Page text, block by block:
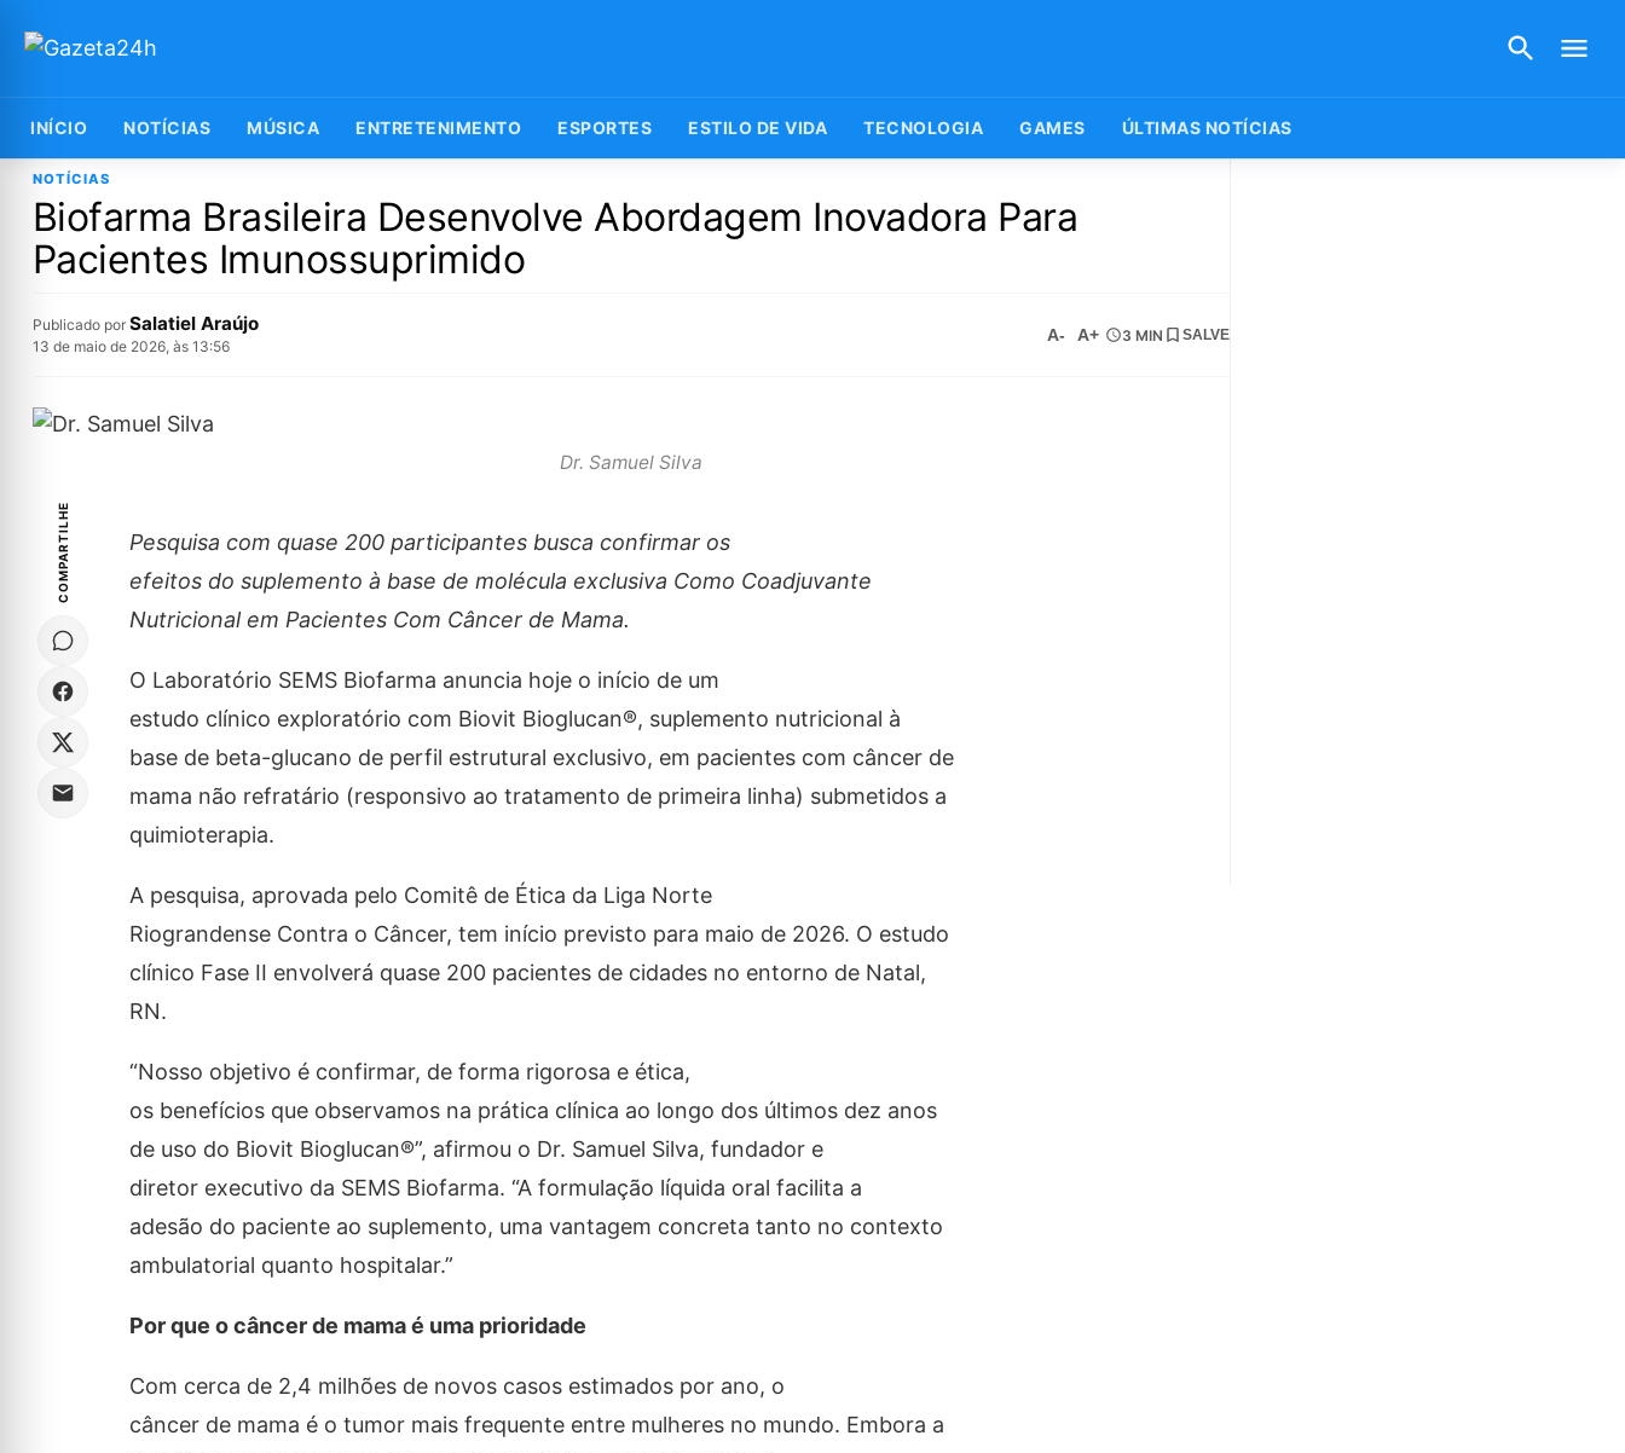
INÍCIO NOTÍCIAS MÚSICA ENTRETENIMENTO ESPORTES ESTILO DE VIDA TECNOLOGIA GAMES ÚLTIMAS NOTÍCIAS
NOTÍCIAS
Biofarma Brasileira Desenvolve Abordagem Inovadora Para
Pacientes Imunossuprimido
Publicado por Salatiel Araújo
13 de maio de 2026, às 13:56
A- A+ 3 MIN SALVE
Dr. Samuel Silva
COMPARTILHE
Pesquisa com quase 200 participantes busca confirmar os
efeitos do suplemento à base de molécula exclusiva Como Coadjuvante
Nutricional em Pacientes Com Câncer de Mama.
O Laboratório SEMS Biofarma anuncia hoje o início de um
estudo clínico exploratório com Biovit Bioglucan®, suplemento nutricional à
base de beta-glucano de perfil estrutural exclusivo, em pacientes com câncer de
mama não refratário (responsivo ao tratamento de primeira linha) submetidos a
quimioterapia.
A pesquisa, aprovada pelo Comitê de Ética da Liga Norte
Riograndense Contra o Câncer, tem início previsto para maio de 2026. O estudo
clínico Fase II envolverá quase 200 pacientes de cidades no entorno de Natal,
RN.
“Nosso objetivo é confirmar, de forma rigorosa e ética,
os benefícios que observamos na prática clínica ao longo dos últimos dez anos
de uso do Biovit Bioglucan®”, afirmou o Dr. Samuel Silva, fundador e
diretor executivo da SEMS Biofarma. “A formulação líquida oral facilita a
adesão do paciente ao suplemento, uma vantagem concreta tanto no contexto
ambulatorial quanto hospitalar.”
Por que o câncer de mama é uma prioridade
Com cerca de 2,4 milhões de novos casos estimados por ano, o
câncer de mama é o tumor mais frequente entre mulheres no mundo. Embora a